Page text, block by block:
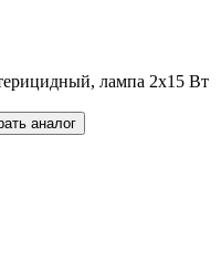
лампа 2х15 Вт
аналог